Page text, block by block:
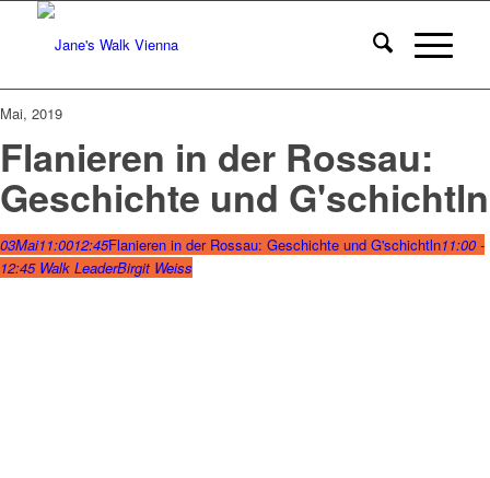
Mai, 2019
Flanieren in der Rossau:
Geschichte und G'schichtln
03Mai11:0012:45Flanieren in der Rossau: Geschichte und G'schichtln11:00 -
12:45 Walk LeaderBirgit Weiss